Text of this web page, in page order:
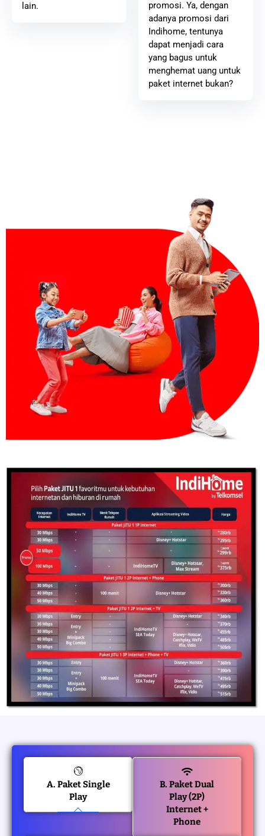
lain.
promosi. Ya, dengan
adanya promosi dari
Indihome, tentunya
dapat menjadi cara
yang bagus untuk
menghemat uang untuk
paket internet bukan?
A. Paket Single
Play
B. Paket Dual
Play (2P)
Internet +
Phone